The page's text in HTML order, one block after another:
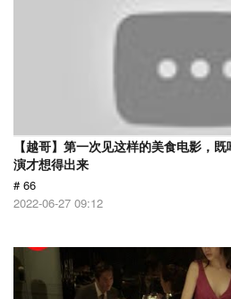
【越哥】第一次见这样的美食电影，
演才想得出来
# 66
2022-06-27 09:12